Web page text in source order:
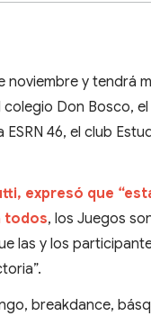
noviembre y tendrá
colegio Don Bosco,
46, el club
expresó que
todos, los Juegos
las y los
breakdance,